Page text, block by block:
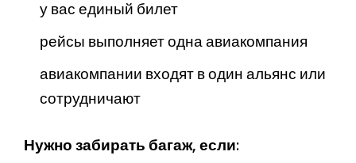
у вас единый билет
рейсы выполняет одна авиакомпания
авиакомпании входят в один альянс или
сотрудничают
Нужно забирать багаж, если: